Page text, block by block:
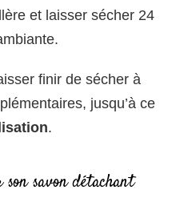
et laisser sécher 24
finir de sécher à
jusqu’à ce
.
savon détachant